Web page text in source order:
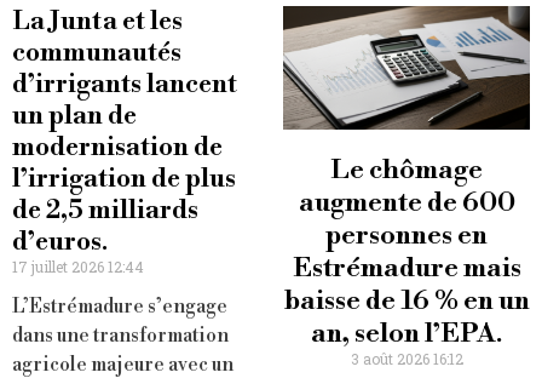
La Junta et les
communautés
d’irrigants lancent
un plan de
modernisation de
l’irrigation de plus
de 2,5 milliards
d’euros.
17 juillet 2026 12:44
L’Estrémadure s’engage
dans une transformation
agricole majeure avec un
Le chômage
augmente de 600
personnes en
Estrémadure mais
baisse de 16 % en un
an, selon l’EPA.
3 août 2026 16:12